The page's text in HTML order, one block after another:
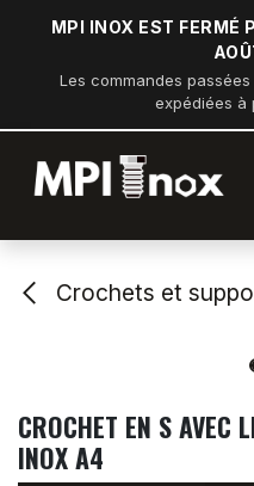
Se rendre au contenu
MPI INOX EST FERMÉ
Les commandes
expédiées à
Crochets et
CROCHET EN S AVEC
INOX A4